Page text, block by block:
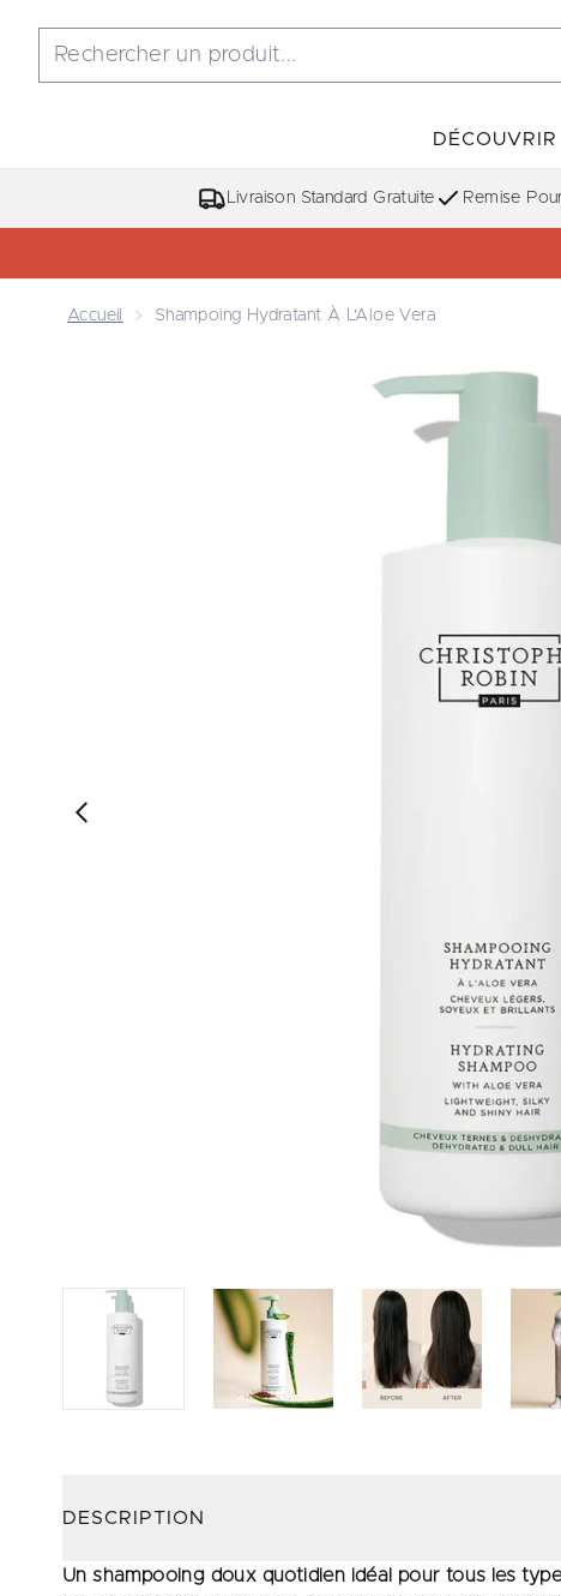
DÉCOUVRIR
Livraison Standard Gratuite Remise
Accueil Shampoing Hydratant À L'Aloe Vera
Now showing image 1 Shampoing Hydratant à l'Aloe
DESCRIPTION
Un shampooing doux quotidien idéal pour tous les